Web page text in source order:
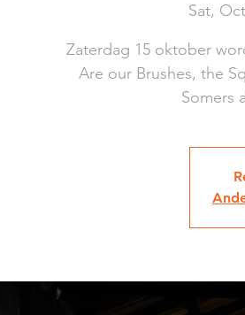
Sat,
Zaterdag 15 oktober
Are our Brushes, the
Somers